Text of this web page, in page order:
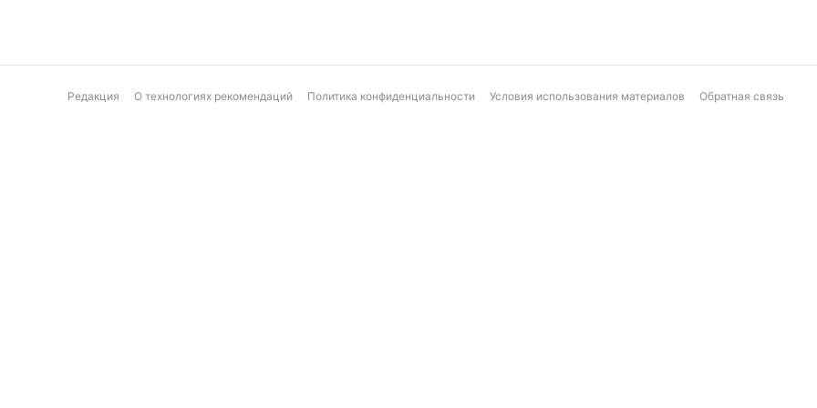
Редакция О технологиях рекомендаций Политика конфиденциальности Условия использования материалов Обратная связь